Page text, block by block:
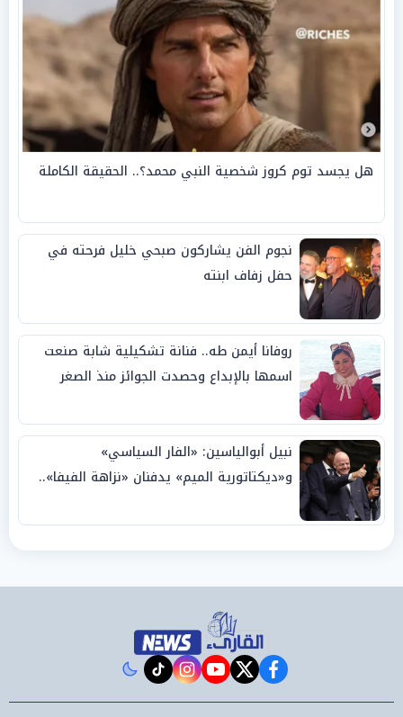
هل يجسد توم كروز شخصية النبي محمد؟.. الحقيقة الكاملة
نجوم الفن يشاركون صبحي خليل فرحته في
حفل زفاف ابنته
روفانا أيمن طه.. فنانة تشكيلية شابة صنعت
اسمها بالإبداع وحصدت الجوائز منذ الصغر
نبيل أبوالياسين: «الفار السياسي»
و«ديكتاتورية الميم» يدفنان «نزاهة الفيفا»..
facebook
twitter
youtube
instagram
tiktok